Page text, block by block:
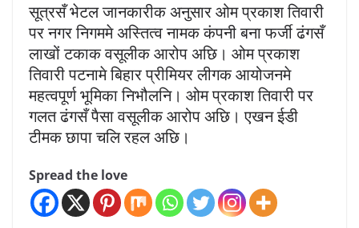
सूत्रसँ भेटल जानकारीक अनुसार ओम प्रकाश तिवारी
पर नगर निगममे अस्तित्व नामक कंपनी बना फर्जी ढंगसँ
लाखों टकाक वसूलीक आरोप अछि। ओम प्रकाश
तिवारी पटनामे बिहार प्रीमियर लीगक आयोजनमे
महत्वपूर्ण भूमिका निभौलनि। ओम प्रकाश तिवारी पर
गलत ढंगसँ पैसा वसूलीक आरोप अछि। एखन ईडी
टीमक छापा चलि रहल अछि।
Spread the love